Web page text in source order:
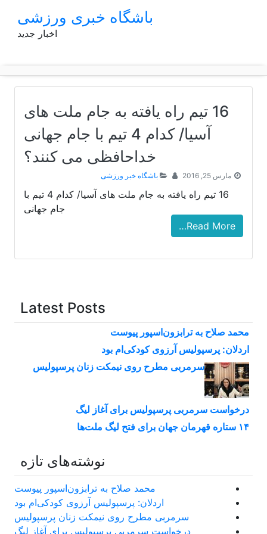
باشگاه خبری ورزشی
اخبار جدید
16 تیم راه یافته به جام ملت های
آسیا/ کدام 4 تیم با جام جهانی
خداحافظی می کنند؟
مارس 25, 2016 باشگاه خبر ورزشی
16 تیم راه یافته به جام ملت های آسیا/ کدام 4 تیم با
جام جهانی
Read More…
Latest Posts
محمد صلاح به ترابزون‌اسپور پیوست
اردلان: پرسپولیس آرزوی کودکی‌ام بود
سرمربی مطرح روی نیمکت زنان پرسپولیس
درخواست سرمربی پرسپولیس برای آغاز لیگ
۱۴ ستاره قهرمان جهان برای فتح لیگ ملت‌ها
نوشته‌های تازه
محمد صلاح به ترابزون‌اسپور پیوست
اردلان: پرسپولیس آرزوی کودکی‌ام بود
سرمربی مطرح روی نیمکت زنان پرسپولیس
درخواست سرمربی پرسپولیس برای آغاز لیگ